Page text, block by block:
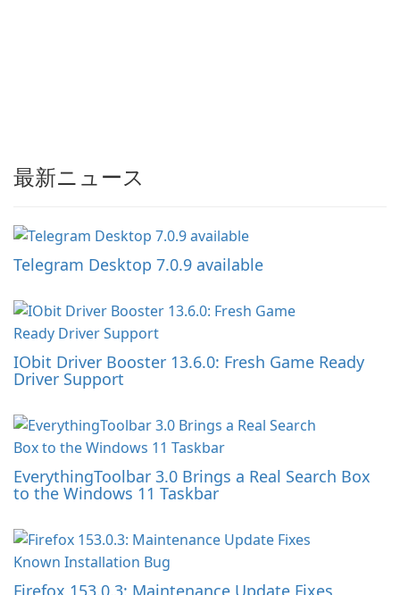
最新ニュース
Telegram Desktop 7.0.9 available
IObit Driver Booster 13.6.0: Fresh Game Ready
Driver Support
EverythingToolbar 3.0 Brings a Real Search Box
to the Windows 11 Taskbar